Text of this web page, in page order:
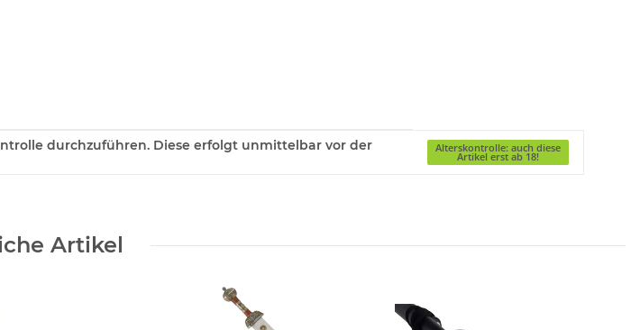
durchzuführen. Diese erfolgt unmittelbar vor der
Alterskontrolle: auch diese
Artikel erst ab 18!
Artikel